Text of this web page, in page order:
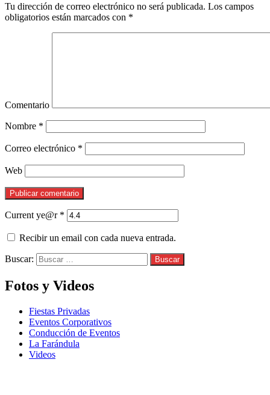
Tu dirección de correo electrónico no será publicada. Los campos
obligatorios están marcados con *
Comentario
Nombre *
Correo electrónico *
Web
Current ye@r *
Recibir un email con cada nueva entrada.
Buscar:
Fotos y Videos
Fiestas Privadas
Eventos Corporativos
Conducción de Eventos
La Farándula
Videos